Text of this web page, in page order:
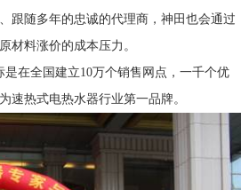
跟随多年的忠诚的代理商，神田也会通过
材料涨价的成本压力。
在全国建立10万个销售网点，一千个优
速热式电热水器行业第一品牌。